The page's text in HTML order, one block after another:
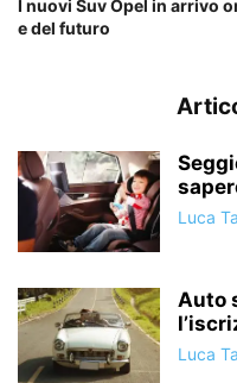
I nuovi Suv Opel in arrivo
e del futuro
Luca
Auto
Luca